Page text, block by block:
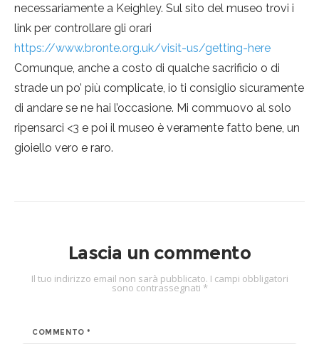
necessariamente a Keighley. Sul sito del museo trovi i
link per controllare gli orari
https://www.bronte.org.uk/visit-us/getting-here
Comunque, anche a costo di qualche sacrificio o di
strade un po’ più complicate, io ti consiglio sicuramente
di andare se ne hai l’occasione. Mi commuovo al solo
ripensarci <3 e poi il museo è veramente fatto bene, un
gioiello vero e raro.
Lascia un commento
Il tuo indirizzo email non sarà pubblicato. I campi obbligatori
sono contrassegnati *
COMMENTO*